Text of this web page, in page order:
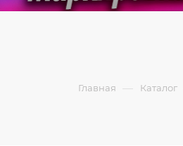
Главная — Каталог